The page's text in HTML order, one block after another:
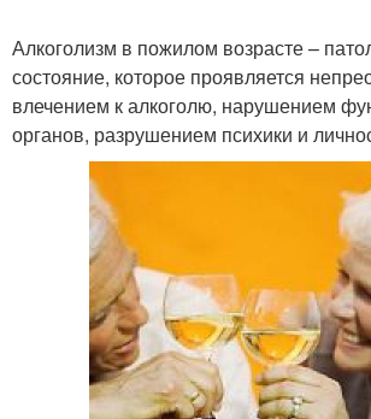
Алкоголизм в пожилом возрасте –
состояние, которое проявляется
влечением к алкоголю, нарушением
органов, разрушением психики и